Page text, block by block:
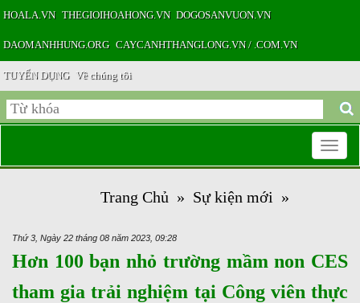
HOALA.VN THEGIOIHOAHONG.VN DOGOSANVUON.VN
DAOMANHHUNG.ORG CAYCANHTHANGLONG.VN / .COM.VN
TUYỂN DỤNG Về chúng tôi
Toggle
Trang Chủ » Sự kiện mới »
Thứ 3, Ngày 22 tháng 08 năm 2023, 09:28
Hơn 100 bạn nhỏ trường mầm non CES
tham gia trải nghiệm tại Công viên thực